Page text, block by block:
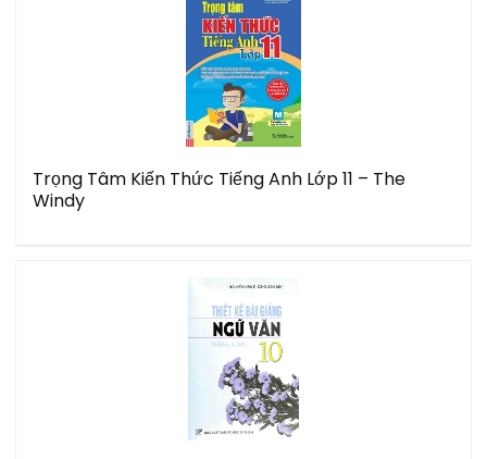
Trọng Tâm Kiến Thức Tiếng Anh Lớp 11 – The
Windy